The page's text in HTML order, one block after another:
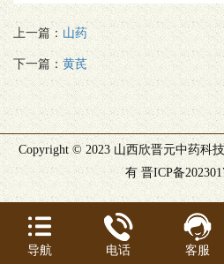
上一篇： 山药
下一篇： 黄芪
Copyright © 2023 山西欣晋元中药科
有晋ICP备
导航 电话 客服